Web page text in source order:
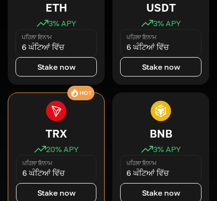
ETH
3% APY
ਪਹਿਲਾ ਇਨਾਮ
6 ਘੰਟਿਆਂ ਵਿੱਚ
Stake now
USDT
3% APY
ਪਹਿਲਾ ਇਨਾਮ
6 ਘੰਟਿਆਂ ਵਿੱਚ
Stake now
HOT
TRX
20% APY
ਪਹਿਲਾ ਇਨਾਮ
6 ਘੰਟਿਆਂ ਵਿੱਚ
Stake now
BNB
3% APY
ਪਹਿਲਾ ਇਨਾਮ
6 ਘੰਟਿਆਂ ਵਿੱਚ
Stake now